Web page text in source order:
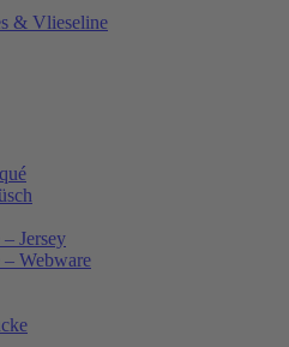
& Vlieseline
Jersey
Webware